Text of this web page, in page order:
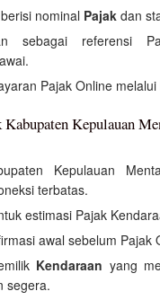
nominal Pajak dan
sebagai referensi
Pajak Online
Kepulauan
Kepulauan
terbatas.
estimasi Pajak
awal sebelum Pajak
Kendaraan yang
segera.